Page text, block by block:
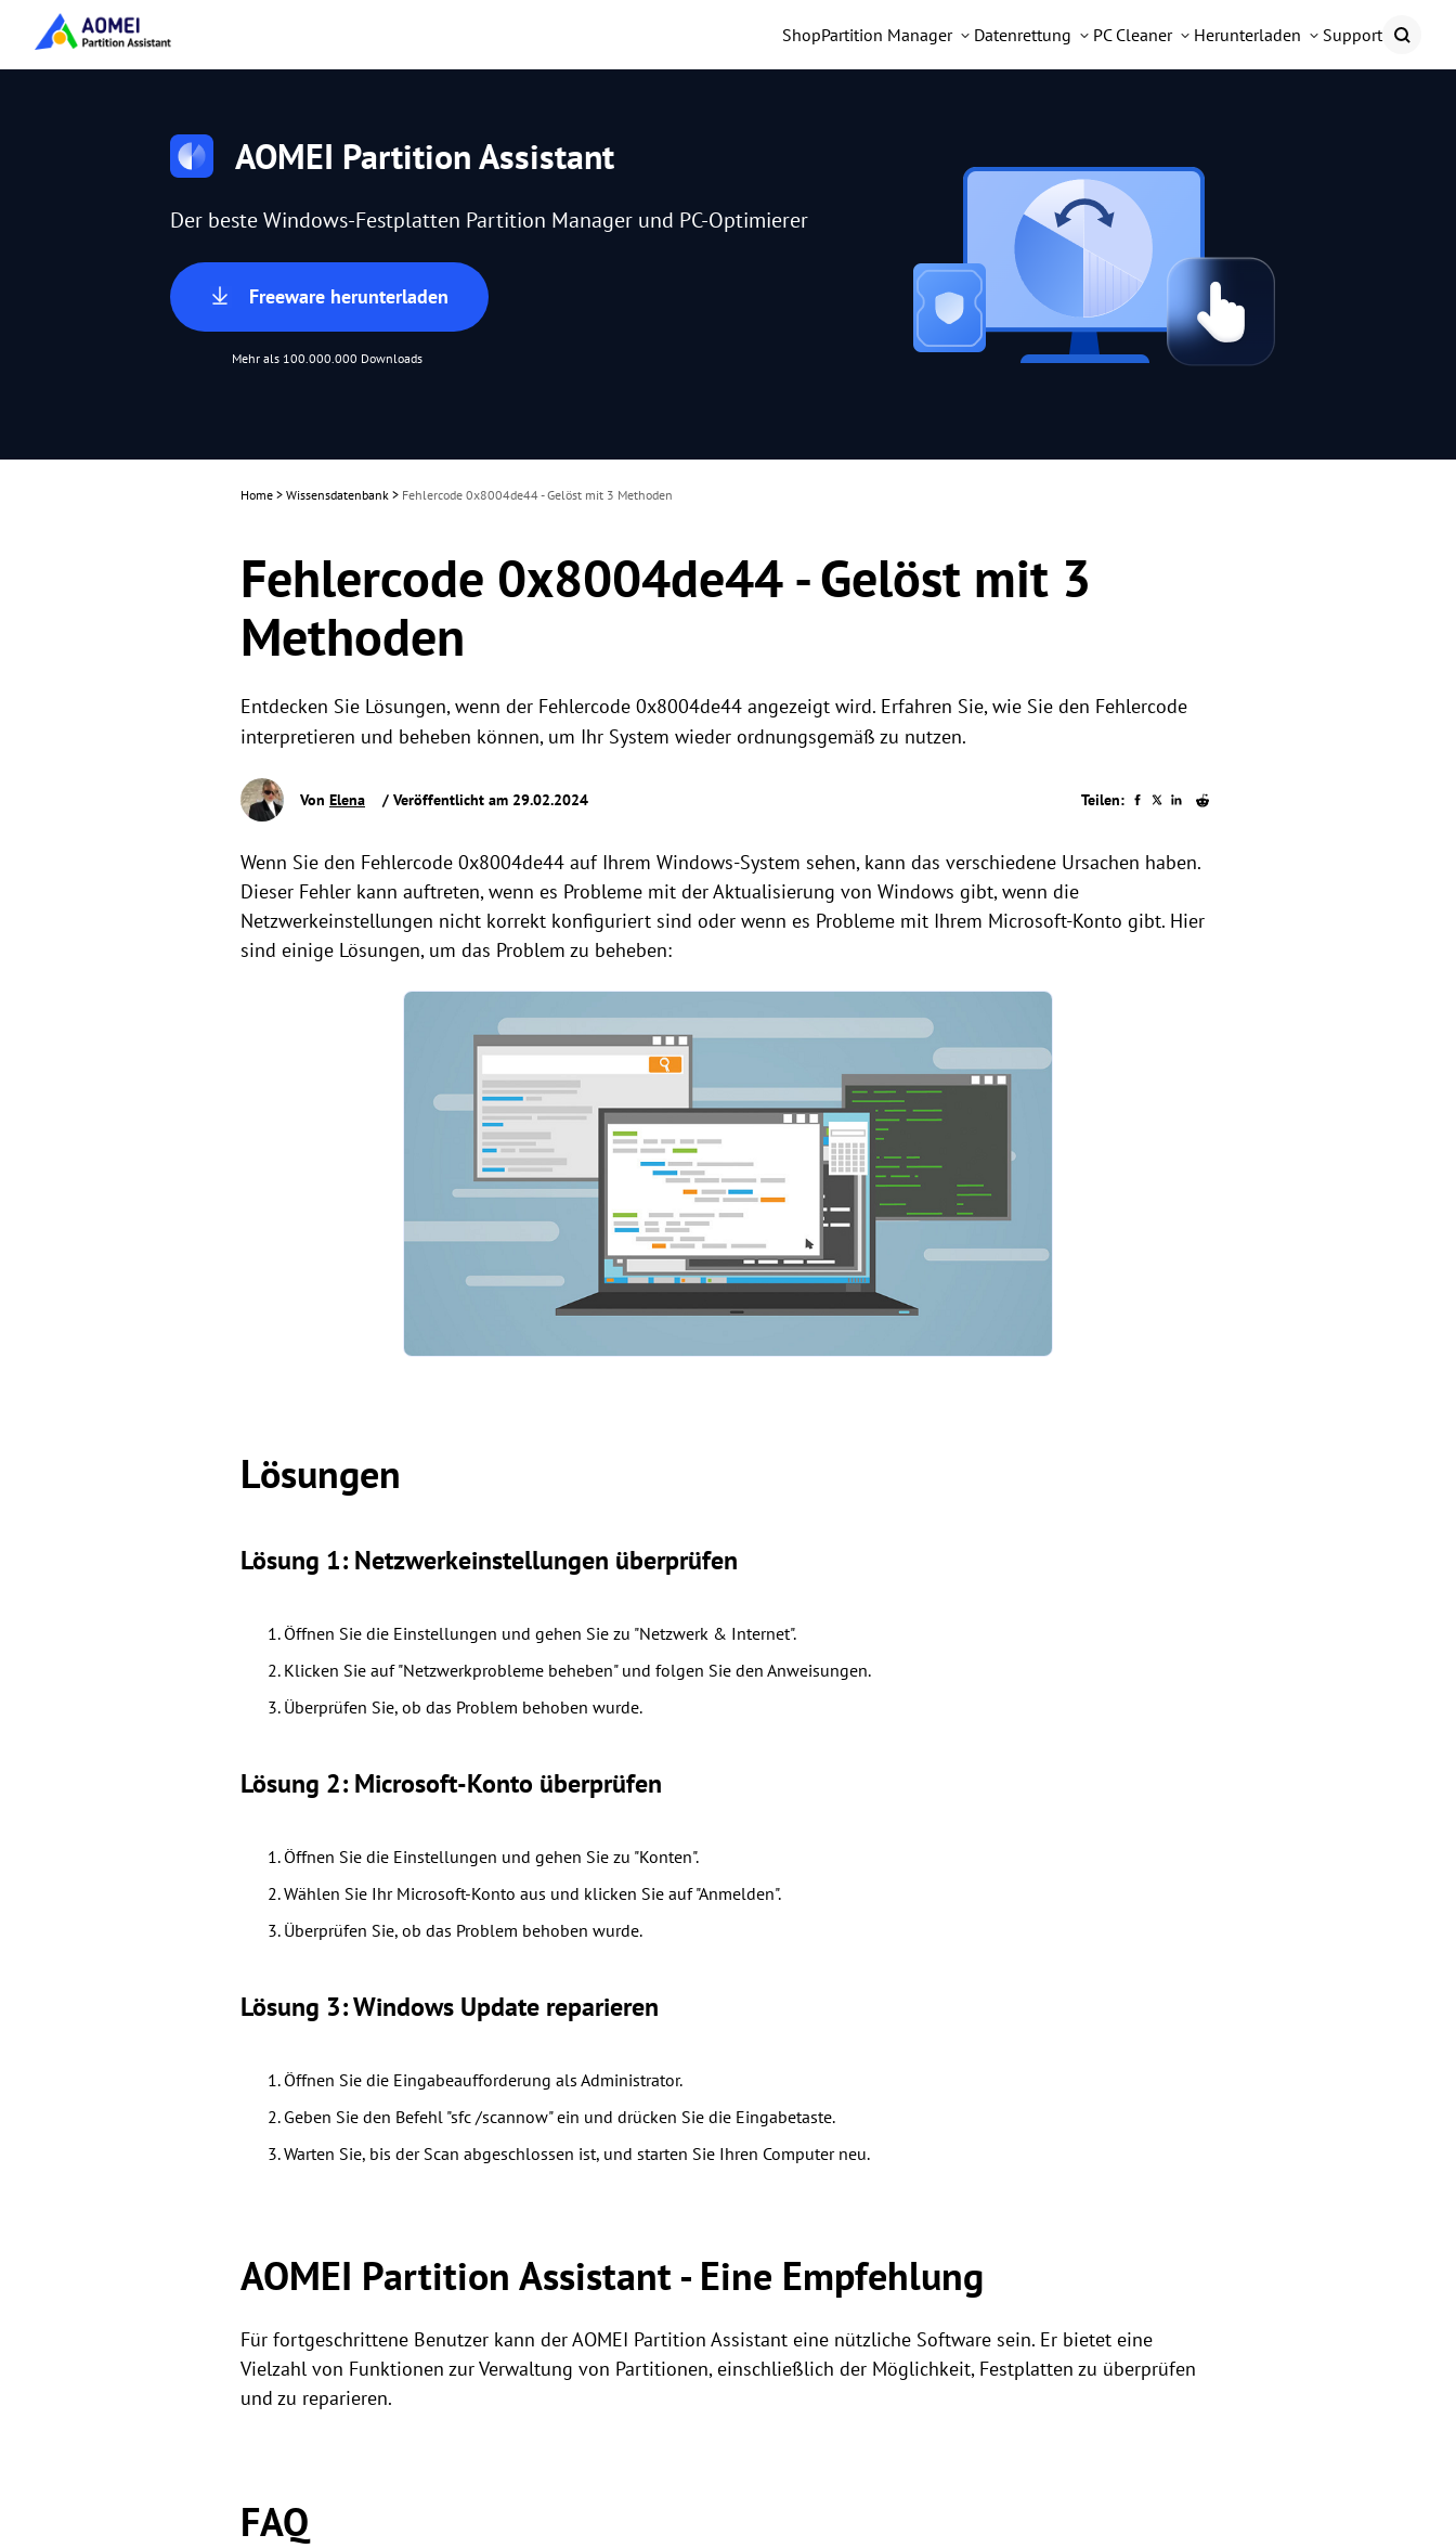
ShopPartition Manager Datenrettung PC Cleaner Herunterladen Support
AOMEI Partition Assistant
Der beste Windows-Festplatten Partition Manager und PC-Optimierer
Freeware herunterladen
Mehr als 100.000.000 Downloads
Home > Wissensdatenbank > Fehlercode 0x8004de44 - Gelöst mit 3 Methoden
Fehlercode 0x8004de44 - Gelöst mit 3
Methoden
Entdecken Sie Lösungen, wenn der Fehlercode 0x8004de44 angezeigt wird. Erfahren Sie, wie Sie den Fehlercode
interpretieren und beheben können, um Ihr System wieder ordnungsgemäß zu nutzen.
Von Elena / Veröffentlicht am 29.02.2024 Teilen:
Wenn Sie den Fehlercode 0x8004de44 auf Ihrem Windows-System sehen, kann das verschiedene Ursachen haben.
Dieser Fehler kann auftreten, wenn es Probleme mit der Aktualisierung von Windows gibt, wenn die
Netzwerkeinstellungen nicht korrekt konfiguriert sind oder wenn es Probleme mit Ihrem Microsoft-Konto gibt. Hier
sind einige Lösungen, um das Problem zu beheben:
Lösungen
Lösung 1: Netzwerkeinstellungen überprüfen
Öffnen Sie die Einstellungen und gehen Sie zu "Netzwerk & Internet".
Klicken Sie auf "Netzwerkprobleme beheben" und folgen Sie den Anweisungen.
Überprüfen Sie, ob das Problem behoben wurde.
Lösung 2: Microsoft-Konto überprüfen
Öffnen Sie die Einstellungen und gehen Sie zu "Konten".
Wählen Sie Ihr Microsoft-Konto aus und klicken Sie auf "Anmelden".
Überprüfen Sie, ob das Problem behoben wurde.
Lösung 3: Windows Update reparieren
Öffnen Sie die Eingabeaufforderung als Administrator.
Geben Sie den Befehl "sfc /scannow" ein und drücken Sie die Eingabetaste.
Warten Sie, bis der Scan abgeschlossen ist, und starten Sie Ihren Computer neu.
AOMEI Partition Assistant - Eine Empfehlung
Für fortgeschrittene Benutzer kann der AOMEI Partition Assistant eine nützliche Software sein. Er bietet eine
Vielzahl von Funktionen zur Verwaltung von Partitionen, einschließlich der Möglichkeit, Festplatten zu überprüfen
und zu reparieren.
FAQ